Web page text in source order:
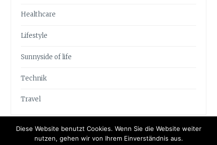
Healthcare
Lifestyle
Sunnyside of life
Technik
Travel
Diese Website benutzt Cookies. Wenn Sie die Website weiter
nutzen, gehen wir von Ihrem Einverständnis aus.